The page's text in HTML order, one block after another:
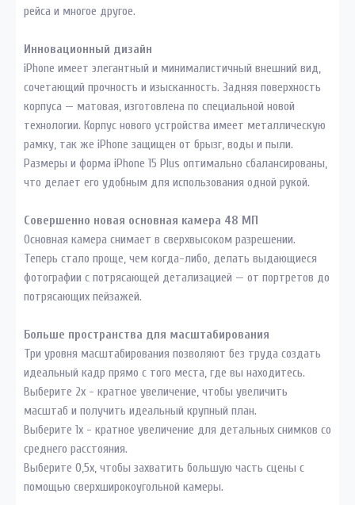
рейса и многое другое.
Инновационный дизайн
iPhone имеет элегантный и минималистичный внешний вид,
сочетающий прочность и изысканность. Задняя поверхность
корпуса — матовая, изготовлена по специальной новой
технологии. Корпус нового устройства имеет металлическую
рамку, так же iPhone защищен от брызг, воды и пыли.
Размеры и форма iPhone 15 Plus оптимально сбалансированы,
что делает его удобным для использования одной рукой.
Совершенно новая основная камера 48 МП
Основная камера снимает в сверхвысоком разрешении.
Теперь стало проще, чем когда-либо, делать выдающиеся
фотографии с потрясающей детализацией — от портретов до
потрясающих пейзажей.
Больше пространства для масштабирования
Три уровня масштабирования позволяют без труда создать
идеальный кадр прямо с того места, где вы находитесь.
Выберите 2х - кратное увеличение, чтобы увеличить
масштаб и получить идеальный крупный план.
Выберите 1x - кратное увеличение для детальных снимков со
среднего расстояния.
Выберите 0,5x, чтобы захватить большую часть сцены с
помощью сверхширокоугольной камеры.